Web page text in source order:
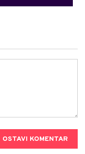
OSTAVI KOMENTAR